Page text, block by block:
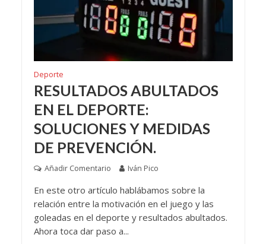
Deporte
RESULTADOS ABULTADOS
EN EL DEPORTE:
SOLUCIONES Y MEDIDAS
DE PREVENCIÓN.
Añadir Comentario Iván Pico
En este otro artículo hablábamos sobre la
relación entre la motivación en el juego y las
goleadas en el deporte y resultados abultados.
Ahora toca dar paso a...